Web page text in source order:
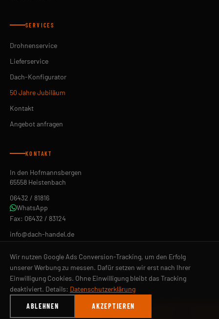
SERVICES
Drohnenservice
Lieferservice
Dach-Konfigurator
50 Jahre Jubiläum
Kontakt
Angebot anfragen
KONTAKT
In den Hofmannsbergen
65558 Heistenbach
06432 / 81816
WhatsApp
Fax: 06432 / 83124
info@dach-handel.de
ÖFFNUNGSZEITEN
Mo–Fr 07:30–12:00 Uhr
Mo–Fr 13:00–17:00 Uhr
Impressum DatenschutzAGBCookie-Einstellungen
Wir nutzen Google Ads Conversion-Tracking, um den Erfolg
unserer Werbung zu messen. Dafür setzen wir erst nach Ihrer
Einwilligung Cookies. Ohne Einwilligung bleibt das Tracking
deaktiviert. Details: Datenschutzerklärung
ABLEHNEN AKZEPTIEREN